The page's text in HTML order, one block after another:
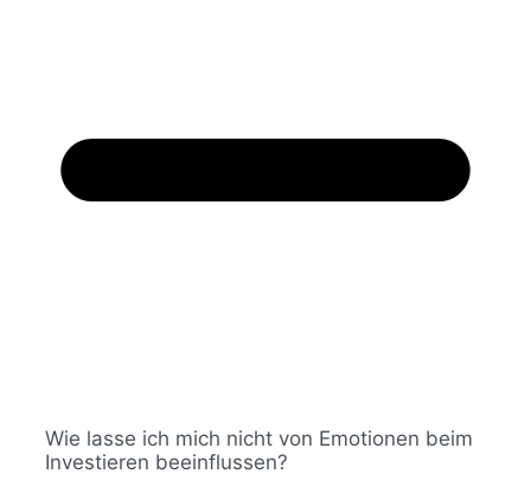
Wie lasse ich mich nicht von Emotionen beim
Investieren beeinflussen?